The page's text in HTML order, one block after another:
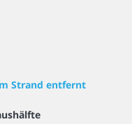
Strand entfernt